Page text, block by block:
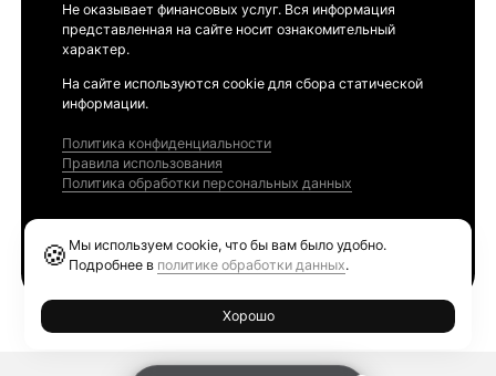
Не оказывает финансовых услуг. Вся информация
представленная на сайте носит ознакомительный
характер.
На сайте используются cookie для сбора статической
информации.
Политика конфиденциальности
Правила использования
Политика обработки персональных данных
🍪 Мы используем cookie, что бы вам было удобно.
Подробнее в политике обработки данных.
Хорошо
Ethereum GAS Tracker